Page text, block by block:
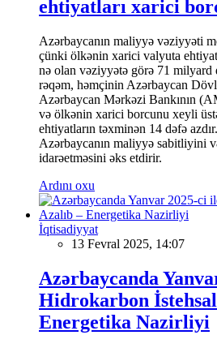
ehtiyatları xarici
Azərbaycanın maliyyə vəziyyəti
çünki ölkənin xarici valyuta
nə olan vəziyyətə görə 71 milyard
rəqəm, həmçinin Azərbaycan
Azərbaycan Mərkəzi Bankının
və ölkənin xarici borcunu xeyli
ehtiyatların təxminən 14 dəfə
Azərbaycanın maliyyə sabitliyini
idarəetməsini əks etdirir.
Ardını oxu
İqtisadiyyat
13 Fevral 2025, 14:07
Azərbaycanda
Hidrokarbon
Energetika Nazirliyi